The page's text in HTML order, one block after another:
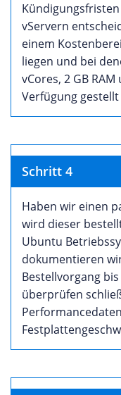
vServern
einem
liegen und bei
vCores, 2 GB
Verfügung
Schritt 4
Haben wir einen
wird dieser
Ubuntu
dokumentieren
Bestellvorgang
überprüfen